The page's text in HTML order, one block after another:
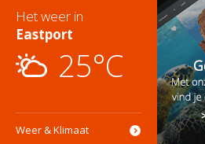
Het weer in
Eastport
25°C
Weer & Klimaat